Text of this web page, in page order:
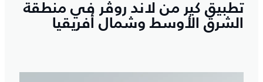
تطبيق كير من لاند روڤر في منطقة
الشرق الأوسط وشمال أفريقيا